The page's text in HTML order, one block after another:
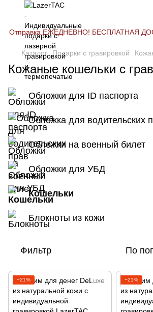
Отправка ЕЖЕДНЕВНО! БЕСПЛАТНАЯ
Каталог Подарки с гравировкой
Кожаные кошельки с
Обложки для ID паспорта
Обложка для водительских
Обложки на военный билет
Обложки для УБД
Кошельки
Блокноты из кожи
Фильтр По
−21% −21%